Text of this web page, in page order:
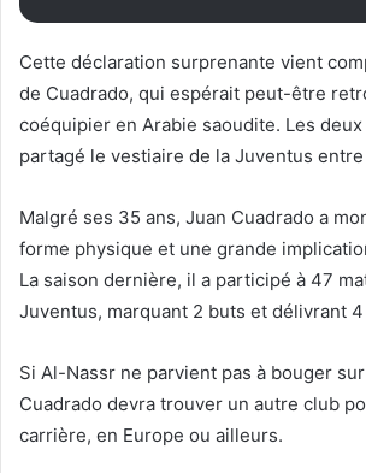
Cette déclaration surprenante vient
de Cuadrado, qui espérait peut-être
coéquipier en Arabie saoudite. Les
partagé le vestiaire de la Juventus entre
Malgré ses 35 ans, Juan Cuadrado a
forme physique et une grande
La saison dernière, il a participé à 47
Juventus, marquant 2 buts et délivrant
Si Al-Nassr ne parvient pas à bouger
Cuadrado devra trouver un autre club
carrière, en Europe ou ailleurs.